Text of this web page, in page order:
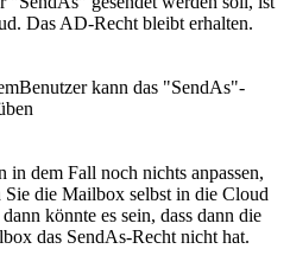
Das AD-Recht bleibt erhalten.
kann das "SendAs"-
in dem Fall noch nichts anpassen,
Sie die Mailbox selbst in die Cloud
könnte es sein, dass dann die
das SendAs-Recht nicht hat.